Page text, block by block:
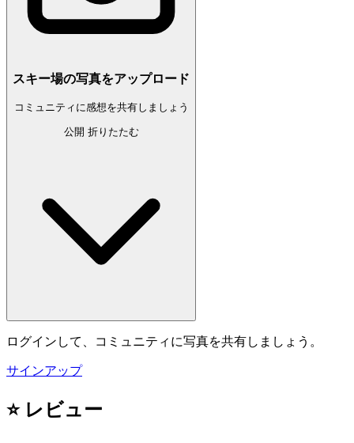
スキー場の写真をアップロード
コミュニティに感想を共有しましょう
公開 折りたたむ
ログインして、コミュニティに写真を共有しましょう。
サインアップ
⭐ レビュー